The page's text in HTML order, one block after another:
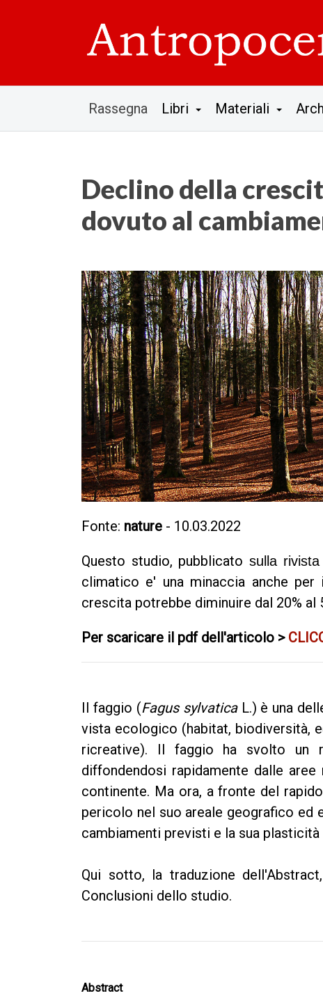
Rassegna Libri Materiali
Declino della
dovuto al
Fonte: nature - 10.03.2022
Questo studio, pubblicato sulla rivista
climatico e' una minaccia anche
crescita potrebbe diminuire dal 20%
Per scaricare il pdf dell'articolo >
Il faggio (Fagus sylvaticaL.) è una
vista ecologico (habitat, biodiversità,
ricreative). Il faggio ha svolto un
diffondendosi rapidamente dalle
continente. Ma ora, a fronte del
pericolo nel suo areale geografico ed
cambiamenti previsti e la sua
Qui sotto, la traduzione
Conclusioni dello studio.
Abstract